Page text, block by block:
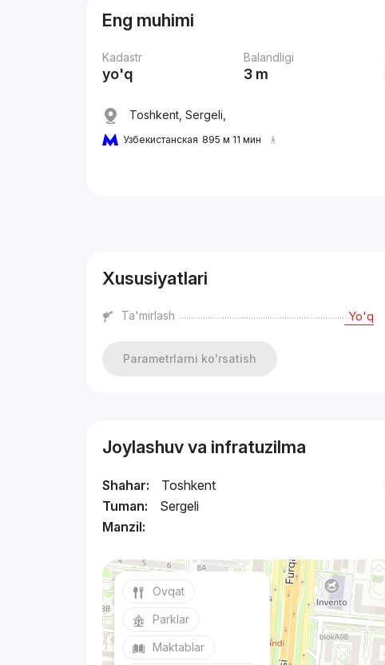
Eng muhimi
Kadastr
yo'q
Balandligi
3 m
Toshkent, Sergeli,
Узбекистанская 895 м 11 мин
Xususiyatlari
Ta'mirlash Yo'q
Parametrlarni ko'rsatish
Joylashuv va infratuzilma
Shahar:
Toshkent
Tuman:
Sergeli
Manzil:
Ovqat
Parklar
Maktablar